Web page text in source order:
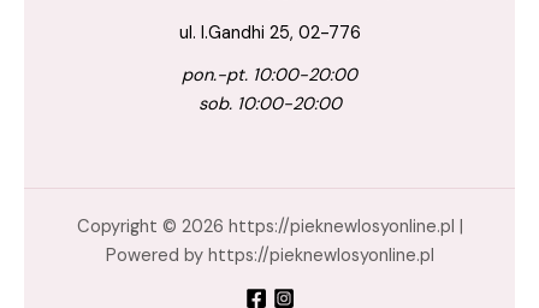
pielęgnacjaZKeratiną
Struktura
Sucha
ul. I.Gandhi 25, 02-776
pon.-pt. 10:00-20:00
sob. 10:00-20:00
Copyright © 2026 https://pieknewlosyonline.pl |
Powered by https://pieknewlosyonline.pl